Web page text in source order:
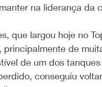
na liderança da
que largou hoje no
principalmente de
de um dos
conseguiu